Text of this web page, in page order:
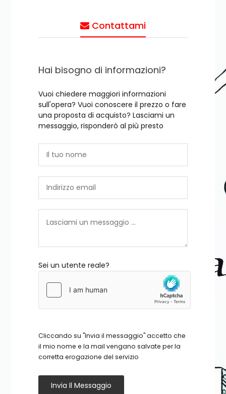
Contattami
Hai bisogno di informazioni?
Vuoi chiedere maggiori informazioni
sull'opera? Vuoi conoscere il prezzo o fare
una proposta di acquisto? Lasciami un
messaggio, risponderò al più presto
Sei un utente reale?
Cliccando su "Invia il messaggio" accetto che
il mio nome e la mail vengano salvate per la
corretta erogazione del servizio
Invia Il Messaggio